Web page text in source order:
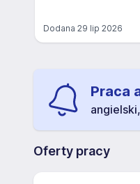
Dodana 29 lip 2026
Praca
Oferty pracy